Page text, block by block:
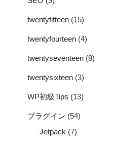
twentyfifteen (15)
twentyfourteen (4)
twentyseventeen (8)
twentysixteen (3)
WP初級Tips (13)
プラグイン (54)
Jetpack (7)